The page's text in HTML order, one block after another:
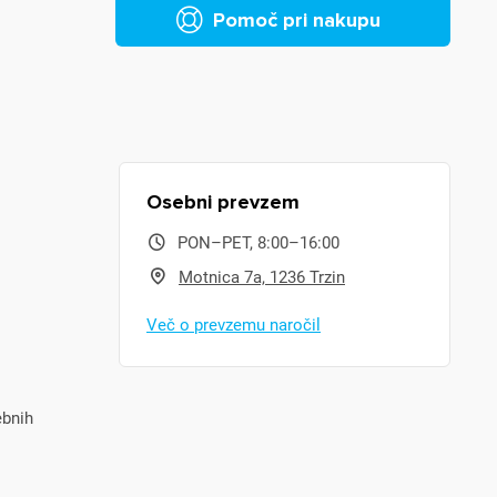
Pomoč pri nakupu
Osebni prevzem
PON–PET, 8:00–16:00
Motnica 7a, 1236 Trzin
Več o prevzemu naročil